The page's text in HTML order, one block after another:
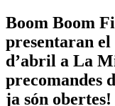
Boom Boom
presentaran el
d’abril a La
precomandes
ja són obertes!